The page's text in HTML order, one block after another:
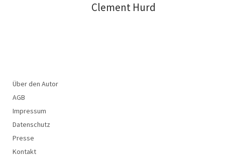
Clement Hurd
Über den Autor
AGB
Impressum
Datenschutz
Presse
Kontakt